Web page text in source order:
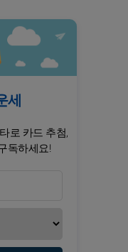
세
로 카드 추첨,
독하세요!